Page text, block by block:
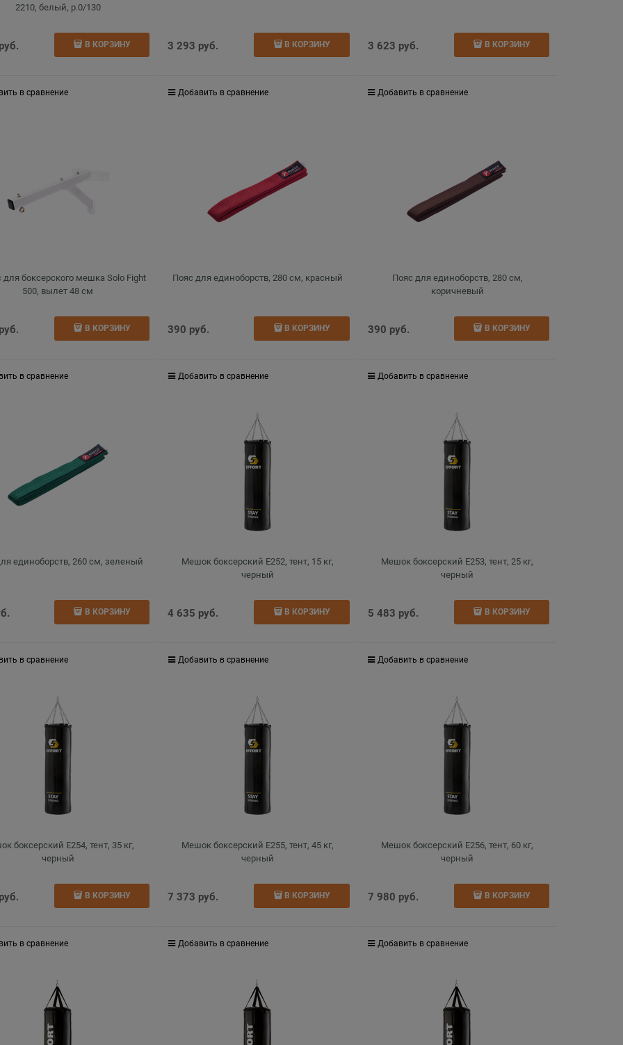
2210, белый, р.0/130
руб. В КОРЗИНУ
в сравнение
3 293 руб. В КОРЗИНУ
Добавить в сравнение
3 623 руб. В КОРЗИНУ
Добавить в сравнение
для боксерского мешка Solo Fight
500, вылет 48 см
руб. В КОРЗИНУ
в сравнение
Пояс для единоборств, 280 см, красный
390 руб. В КОРЗИНУ
Добавить в сравнение
Пояс для единоборств, 280 см,
коричневый
390 руб. В КОРЗИНУ
Добавить в сравнение
единоборств, 260 см, зеленый
В КОРЗИНУ
в сравнение
Мешок боксерский E252, тент, 15 кг,
черный
4 635 руб. В КОРЗИНУ
Добавить в сравнение
Мешок боксерский E253, тент, 25 кг,
черный
5 483 руб. В КОРЗИНУ
Добавить в сравнение
боксерский E254, тент, 35 кг,
черный
руб. В КОРЗИНУ
в сравнение
Мешок боксерский E255, тент, 45 кг,
черный
7 373 руб. В КОРЗИНУ
Добавить в сравнение
Мешок боксерский E256, тент, 60 кг,
черный
7 980 руб. В КОРЗИНУ
Добавить в сравнение